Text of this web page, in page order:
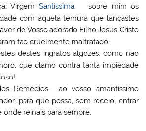
VirgemSantíssima, sobre mim os
com aquela ternura que lançastes
de Vosso adorado Filho Jesus Cristo
tão cruelmente maltratado.
destes ingratos algozes, como não
que clamo contra tanta impiedade
Remédios, ao vosso amantíssimo
para que possa, sem receio, entrar
onde reinais para sempre.